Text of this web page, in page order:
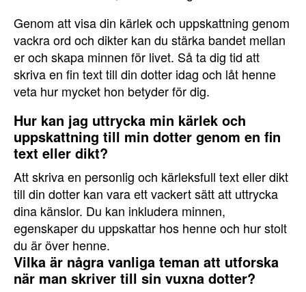
Genom att visa din kärlek och uppskattning genom
vackra ord och dikter kan du stärka bandet mellan
er och skapa minnen för livet. Så ta dig tid att
skriva en fin text till din dotter idag och låt henne
veta hur mycket hon betyder för dig.
Hur kan jag uttrycka min kärlek och
uppskattning till min dotter genom en fin
text eller dikt?
Att skriva en personlig och kärleksfull text eller dikt
till din dotter kan vara ett vackert sätt att uttrycka
dina känslor. Du kan inkludera minnen,
egenskaper du uppskattar hos henne och hur stolt
du är över henne.
Vilka är några vanliga teman att utforska
när man skriver till sin vuxna dotter?